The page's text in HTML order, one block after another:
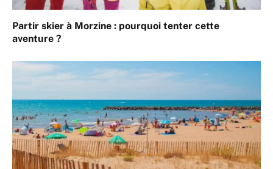
Partir skier à Morzine : pourquoi tenter cette
aventure ?